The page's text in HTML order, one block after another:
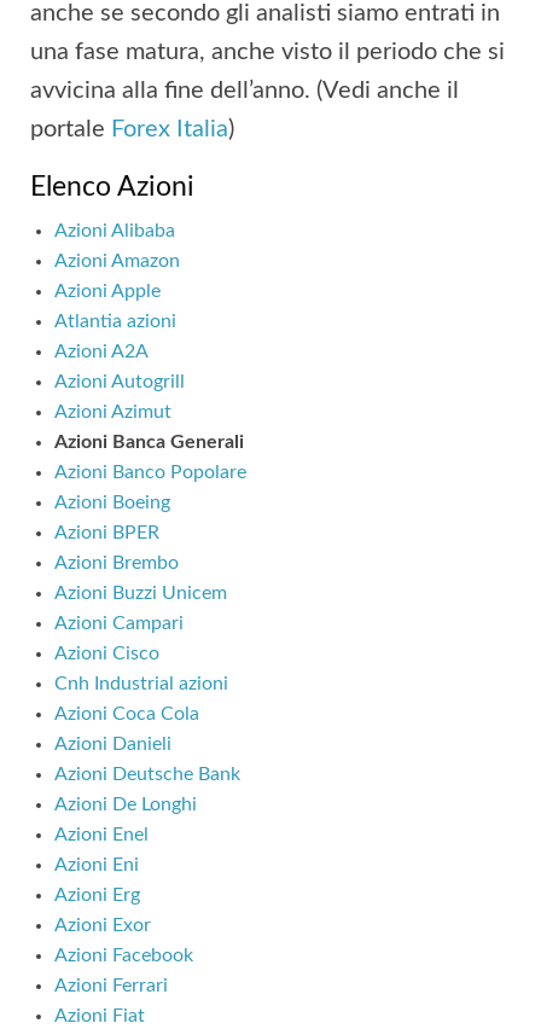
anche se secondo gli analisti siamo entrati in
una fase matura, anche visto il periodo che si
avvicina alla fine dell’anno. (Vedi anche il
portale Forex Italia)
Elenco Azioni
Azioni Alibaba
Azioni Amazon
Azioni Apple
Atlantia azioni
Azioni A2A
Azioni Autogrill
Azioni Azimut
Azioni Banca Generali
Azioni Banco Popolare
Azioni Boeing
Azioni BPER
Azioni Brembo
Azioni Buzzi Unicem
Azioni Campari
Azioni Cisco
Cnh Industrial azioni
Azioni Coca Cola
Azioni Danieli
Azioni Deutsche Bank
Azioni De Longhi
Azioni Enel
Azioni Eni
Azioni Erg
Azioni Exor
Azioni Facebook
Azioni Ferrari
Azioni Fiat